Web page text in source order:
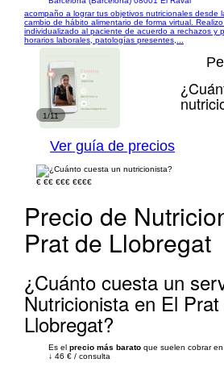
acompaño a lograr tus objetivos nutricionales desde
cambio de hábito alimentario de forma virtual.
individualizado al paciente de acuerdo a rechazos y
horarios laborales, patologías presentes,...
1/11
Ver guía de precios
€ €€ €€€ €€€€
Precio de
Prat de Llobregat
¿Cuánto cuesta un
Nutricionista en El
Llobregat?
Es el precio más barato que suelen cobrar
↓ 46 € / consulta